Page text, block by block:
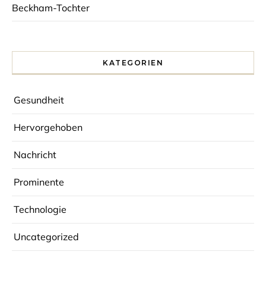
Beckham-Tochter
KATEGORIEN
Gesundheit
Hervorgehoben
Nachricht
Prominente
Technologie
Uncategorized